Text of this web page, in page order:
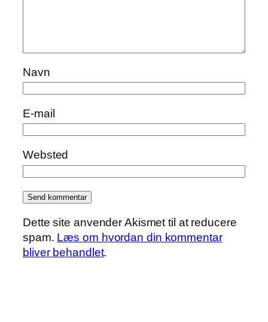
Navn
E-mail
Websted
Dette site anvender Akismet til at reducere
spam. Læs om hvordan din kommentar
bliver behandlet.